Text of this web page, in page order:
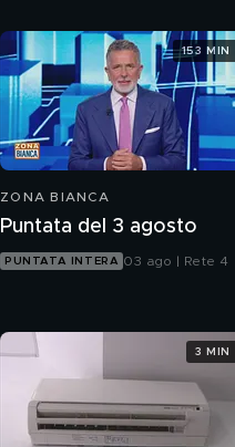
ZONA BIANCA
Puntata del 3 agosto
PUNTATA INTERA 03 ago | Rete 4
153 MIN
3 MIN